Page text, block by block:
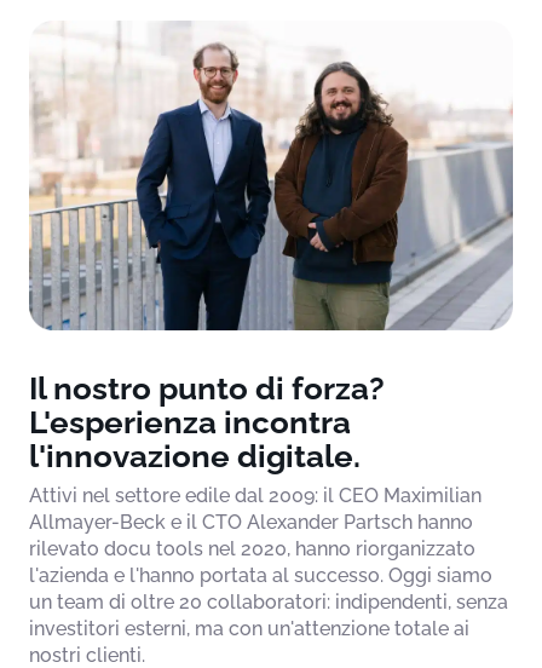
Il nostro punto di forza?
L'esperienza incontra
l'innovazione digitale.
Attivi nel settore edile dal 2009: il CEO Maximilian
Allmayer-Beck e il CTO Alexander Partsch hanno
rilevato docu tools nel 2020, hanno riorganizzato
l'azienda e l'hanno portata al successo. Oggi siamo
un team di oltre 20 collaboratori: indipendenti, senza
investitori esterni, ma con un'attenzione totale ai
nostri clienti.